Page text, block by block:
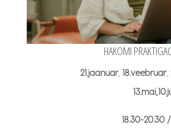
HAKOMI
21.jaanuar, 18.veebruar,
18.30-20.30